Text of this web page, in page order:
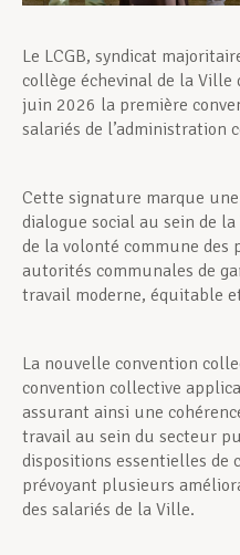
Le LCGB, syndicat
collège échevinal de la Ville
juin 2026 la première
salariés de l’administration
Cette signature marque
dialogue social au sein de
de la volonté commune des
autorités communales de
travail moderne, équitable
La nouvelle convention
convention collective
assurant ainsi une
travail au sein du secteur
dispositions essentielles de
prévoyant plusieurs
des salariés de la Ville.